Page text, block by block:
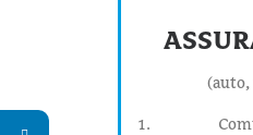
(auto,